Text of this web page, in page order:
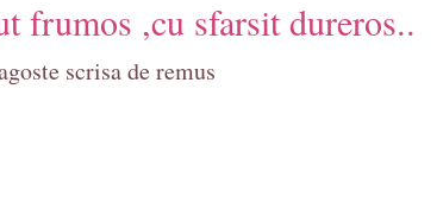
frumos ,cu sfarsit dureros..
scrisa de remus